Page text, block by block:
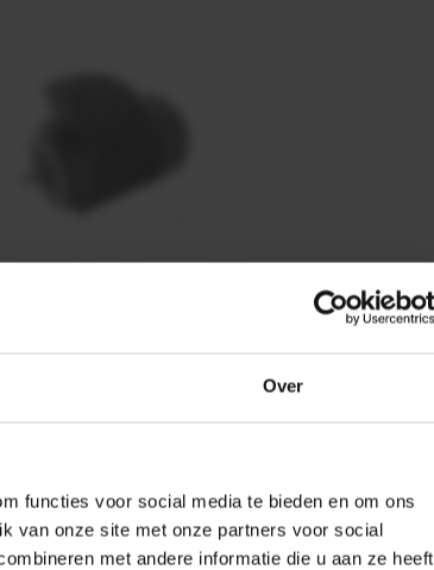
Over
functies voor social media te bieden en om ons
van onze site met onze partners voor social
met andere informatie die u aan ze heeft
Emmegi